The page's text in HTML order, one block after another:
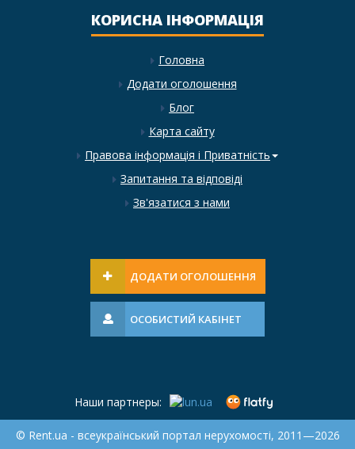
КОРИСНА ІНФОРМАЦІЯ
Головна
Додати оголошення
Блог
Карта сайту
Правова інформація і Приватність
Запитання та відповіді
Зв'язатися з нами
ДОДАТИ ОГОЛОШЕННЯ
ОСОБИСТИЙ КАБІНЕТ
Наши партнеры:
© Rent.ua - всеукраїнський портал нерухомості, 2011—2026